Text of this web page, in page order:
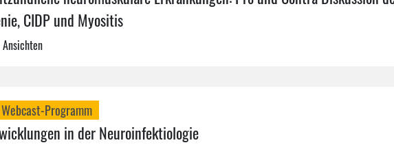
CIDP und Myositis
Programm
in der Neuroinfektiologie